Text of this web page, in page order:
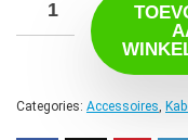
Categories: Accessoires